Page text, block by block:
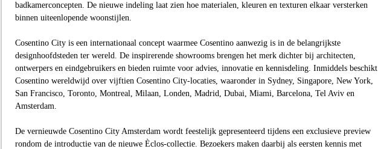
badkamerconcepten. De nieuwe indeling laat zien hoe materialen, kleuren en texturen elkaar versterken
binnen uiteenlopende woonstijlen.
Cosentino City is een internationaal concept waarmee Cosentino aanwezig is in de belangrijkste
designhoofdsteden ter wereld. De inspirerende showrooms brengen het merk dichter bij architecten,
ontwerpers en eindgebruikers en bieden ruimte voor advies, innovatie en kennisdeling. Inmiddels beschikt
Cosentino wereldwijd over vijftien Cosentino City-locaties, waaronder in Sydney, Singapore, New York,
San Francisco, Toronto, Montreal, Milaan, Londen, Madrid, Dubai, Miami, Barcelona, Tel Aviv en
Amsterdam.
De vernieuwde Cosentino City Amsterdam wordt feestelijk gepresenteerd tijdens een exclusieve preview
rondom de introductie van de nieuwe Èclos-collectie. Bezoekers maken daarbij als eersten kennis met